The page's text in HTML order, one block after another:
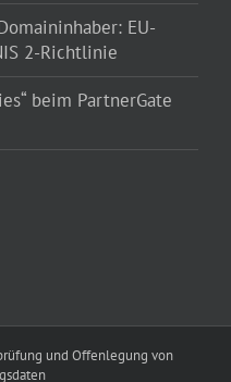
EU-
2-Richtlinie
beim PartnerGate
und Offenlegung von